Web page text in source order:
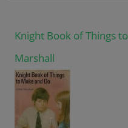
Knight Book of Things
Marshall